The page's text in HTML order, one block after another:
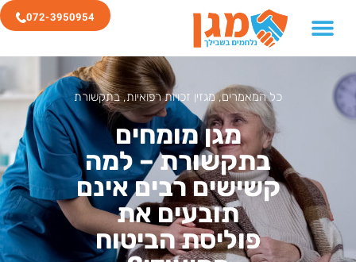
072-3950954
כל המאמרים,מגזין זכויות רפואיות,בתקשורת
מגן מומחים
בתקשורת – למה
קשישים רבים אינם
תובעים את
פוליסת הביטוח